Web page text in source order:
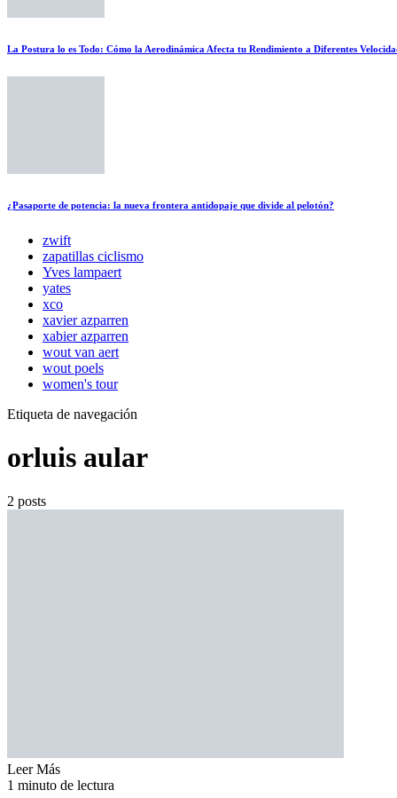
La Postura lo es Todo: Cómo la Aerodinámica Afecta tu Rendimiento a Diferentes
¿Pasaporte de potencia: la nueva frontera antidopaje que divide al pelotón?
zwift
zapatillas ciclismo
Yves lampaert
yates
xco
xavier azparren
xabier azparren
wout van aert
wout poels
women's tour
Etiqueta de navegación
orluis aular
2 posts
Leer Más
1 minuto de lectura